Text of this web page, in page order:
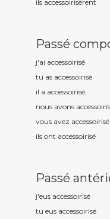
ils accessoirisèrent
Passé
j'ai accessoirisé
tu as accessoirisé
il a accessoirisé
nous avons accessoiris
vous avez accessoirisé
ils ont accessoirisé
Passé
j'eus accessoirisé
tu eus accessoirisé